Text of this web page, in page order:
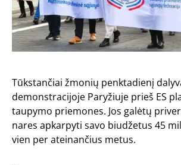
Tūkstančiai žmonių penktadienį
demonstracijoje Paryžiuje prieš ES
taupymo priemones. Jos galėtų
nares apkarpyti savo biudžetus 45
vien per ateinančius metus.